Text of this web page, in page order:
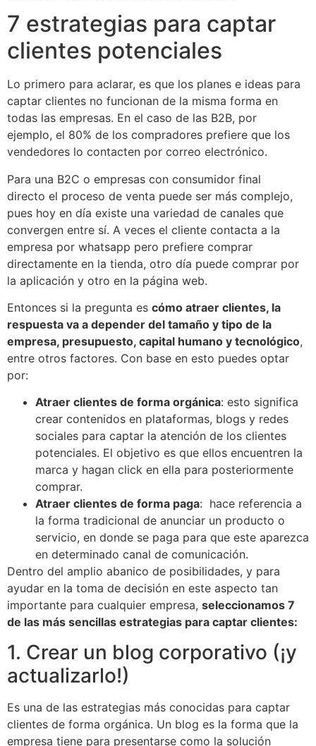
7 estrategias para captar
clientes potenciales
Lo primero para aclarar, es que los planes e ideas para
captar clientes no funcionan de la misma forma en
todas las empresas. En el caso de las B2B, por
ejemplo, el 80% de los compradores prefiere que los
vendedores lo contacten por correo electrónico.
Para una B2C o empresas con consumidor final
directo el proceso de venta puede ser más complejo,
pues hoy en día existe una variedad de canales que
convergen entre sí. A veces el cliente contacta a la
empresa por whatsapp pero prefiere comprar
directamente en la tienda, otro día puede comprar por
la aplicación y otro en la página web.
Entonces si la pregunta es cómo atraer clientes, la
respuesta va a depender del tamaño y tipo de la
empresa, presupuesto, capital humano y tecnológico,
entre otros factores. Con base en esto puedes optar
por:
Atraer clientes de forma orgánica: esto significa
crear contenidos en plataformas, blogs y redes
sociales para captar la atención de los clientes
potenciales. El objetivo es que ellos encuentren la
marca y hagan click en ella para posteriormente
comprar.
Atraer clientes de forma paga: hace referencia a
la forma tradicional de anunciar un producto o
servicio, en donde se paga para que este aparezca
en determinado canal de comunicación.
Dentro del amplio abanico de posibilidades, y para
ayudar en la toma de decisión en este aspecto tan
importante para cualquier empresa, seleccionamos 7
de las más sencillas estrategias para captar clientes:
1. Crear un blog corporativo (¡y
actualizarlo!)
Es una de las estrategias más conocidas para captar
clientes de forma orgánica. Un blog es la forma que la
empresa tiene para presentarse como la solución